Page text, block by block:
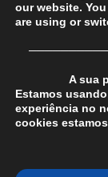
dezanove
our website.
are using or
A sua
Estamos
experiência no
cookies